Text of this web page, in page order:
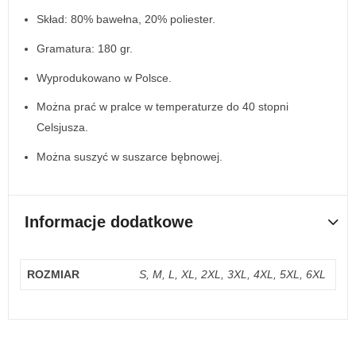
Skład: 80% bawełna, 20% poliester.
Gramatura: 180 gr.
Wyprodukowano w Polsce.
Można prać w pralce w temperaturze do 40 stopni
Celsjusza.
Można suszyć w suszarce bębnowej.
Informacje dodatkowe
ROZMIAR S, M, L, XL, 2XL, 3XL, 4XL, 5XL, 6XL